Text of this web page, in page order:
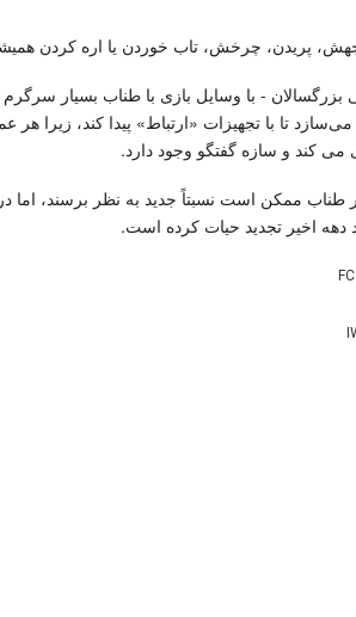
پریدن، چرخش، تاب خوردن یا اره کردن
بزرگسالان - با وسایل بازی با طناب بسیار
تا با تجهیزات «ارتباط» پیدا کند، زیرا
کند و سازه گفتگو وجود دارد.
دهه اخیر تجدید حیات کرده است.